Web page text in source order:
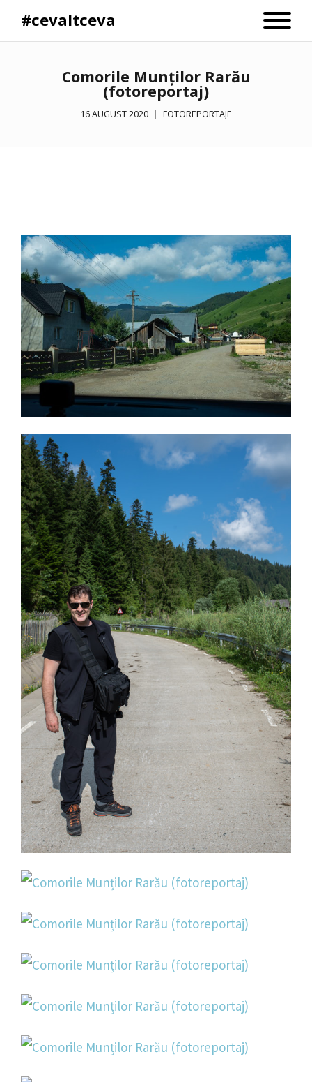
#cevaltceva
Comorile Munților Rarău
(fotoreportaj)
16 AUGUST 2020 FOTOREPORTAJE